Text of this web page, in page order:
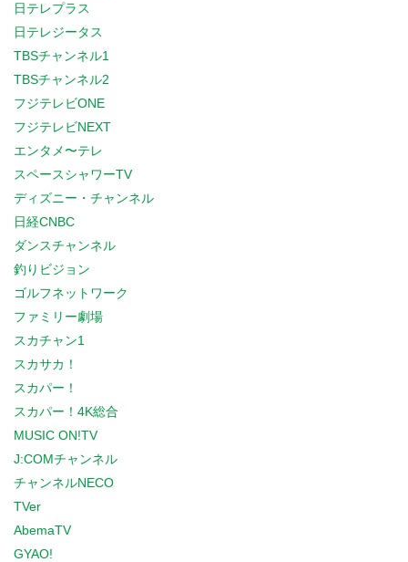
日テレプラス
日テレジータス
TBSチャンネル1
TBSチャンネル2
フジテレビONE
フジテレビNEXT
エンタメ〜テレ
スペースシャワーTV
ディズニー・チャンネル
日経CNBC
ダンスチャンネル
釣りビジョン
ゴルフネットワーク
ファミリー劇場
スカチャン1
スカサカ！
スカパー！
スカパー！4K総合
MUSIC ON!TV
J:COMチャンネル
チャンネルNECO
TVer
AbemaTV
GYAO!